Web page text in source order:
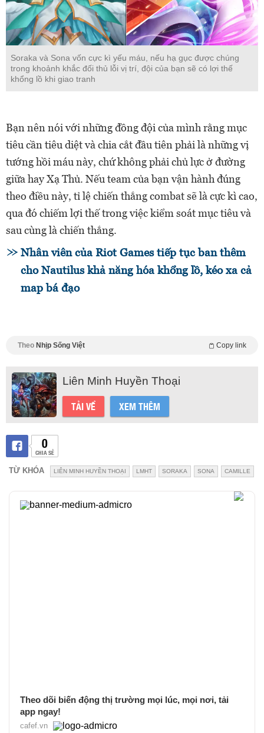
Soraka và Sona vốn cực kì yếu máu, nếu hạ gục được chúng
trong khoảnh khắc đối thủ lỗi vị trí, đội của bạn sẽ có lợi thế
khổng lồ khi giao tranh
Bạn nên nói với những đồng đội của mình rằng mục
tiêu cần tiêu diệt và chia cắt đầu tiên phải là những vị
tướng hồi máu này, chứ không phải chủ lực ở đường
giữa hay Xạ Thủ. Nếu team của bạn vận hành đúng
theo điều này, tỉ lệ chiến thắng combat sẽ là cực kì cao,
qua đó chiếm lợi thế trong việc kiểm soát mục tiêu và
sau cùng là chiến thắng.
Nhân viên của Riot Games tiếp tục ban thêm
cho Nautilus khả năng hóa khổng lồ, kéo xa cả
map bá đạo
Theo Nhịp Sống Việt Copy link
Liên Minh Huyền Thoại
TẢI VỀ XEM THÊM
0
CHIA SẺ
TỪ KHÓA LIÊN MINH HUYỀN THOẠI LMHT SORAKA SONA CAMILLE
Theo dõi biến động thị trường mọi lúc, mọi nơi, tải
app ngay!
cafef.vn